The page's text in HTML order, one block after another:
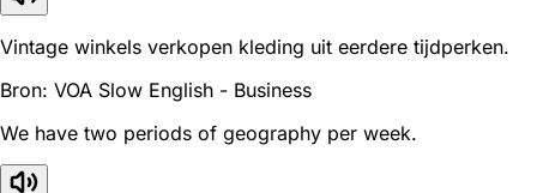
Vintage winkels verkopen kleding uit eerdere tijdperken.
Bron: VOA Slow English - Business
We have two periods of geography per week.